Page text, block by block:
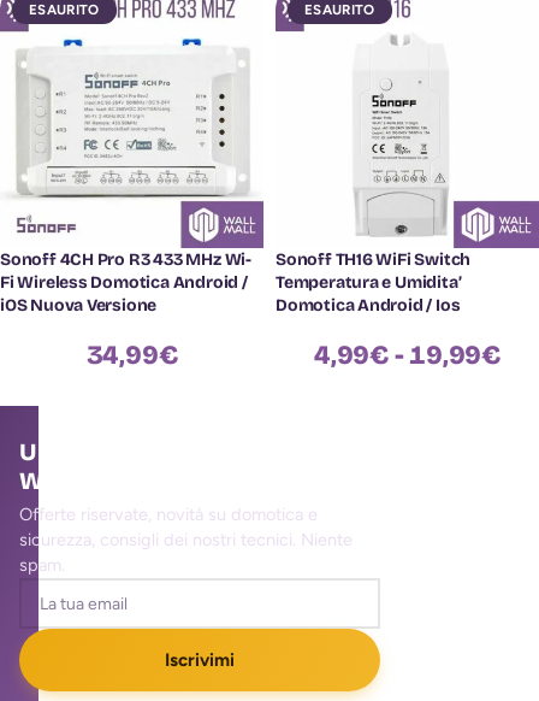
ESAURITO
Sonoff 4CH Pro R3 433 MHz Wi-
Fi Wireless Domotica Android /
iOS Nuova Versione
34,99€
ESAURITO
Sonoff TH16 WiFi Switch
Temperatura e Umidita’
Domotica Android / Ios
4,99€- 19,99€
Unisciti alla community
WallMall
Offerte riservate, novità su domotica e
sicurezza, consigli dei nostri tecnici. Niente
spam.
Iscrivimi